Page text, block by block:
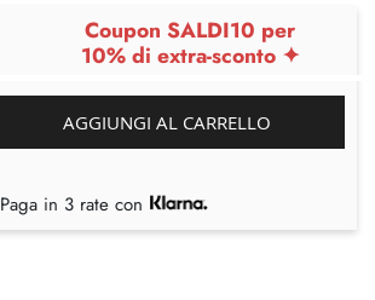
Coupon SALDI10 per
10% di extra-sconto ✦
AGGIUNGI AL CARRELLO
Paga in 3 rate con